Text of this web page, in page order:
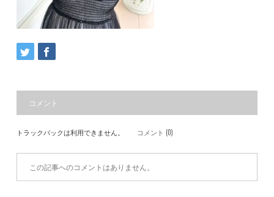
コメント
トラックバックは利用できません。 コメント (0)
この記事へのコメントはありません。